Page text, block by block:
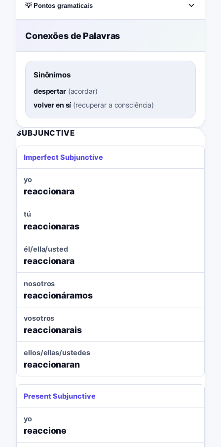
💡 Pontos gramaticais
Conexões de Palavras
Sinônimos
despertar(acordar)
volver en sí (recuperar a consciência)
SUBJUNCTIVE
Imperfect Subjunctive
yo
reaccionara
tú
reaccionaras
él/ella/usted
reaccionara
nosotros
reaccionáramos
vosotros
reaccionarais
ellos/ellas/ustedes
reaccionaran
Present Subjunctive
yo
reaccione